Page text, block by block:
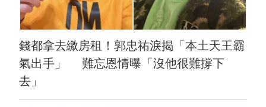
錢都拿去繳房租！郭忠祐淚揭「本土天王霸
氣出手」 難忘恩情曝「沒他很難撐下
去」